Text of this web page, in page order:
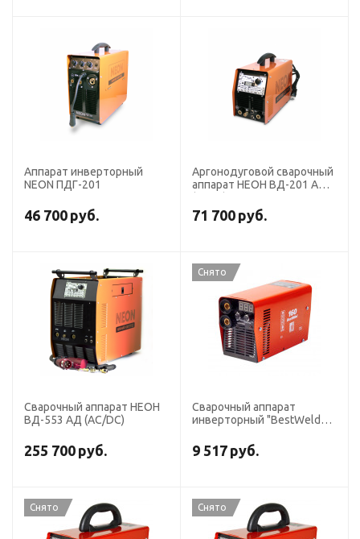
Аппарат инверторный
NEON ПДГ-201
46 700 руб.
Аргонодуговой сварочный
аппарат НЕОН ВД-201 АД
71 700 руб.
Сварочный аппарат НЕОН
ВД-553 АД (AC/DC)
255 700 руб.
Снято
Сварочный аппарат
инверторный "BestWeld
9 517 руб.
Снято Снято